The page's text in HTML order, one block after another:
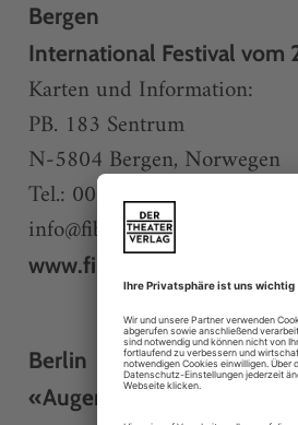
Bergen
International Festival vom
Karten und Information:
PB. 183 Sentrum
N-5804 Bergen, Norwegen
Tel.: 0047 55 21 06 30
info@fib.no
www.fib.no oder
Berlin
«Augenblick mal!» 9.